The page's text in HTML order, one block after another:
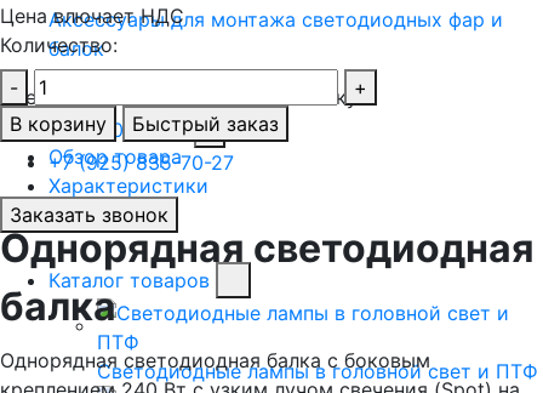
Аксессуары для монтажа светодиодных фар и
балок
Светодиодные фары на спецтехнику
+7 (499) 390-79-02
+7 (925) 835-70-27
Заказать звонок
Каталог товаров
Светодиодные лампы в головной свет и ПТФ
Цена влючает НДС
Количество:
-
+
В корзину
Быстрый заказ
Обзор товара
Характеристики
Однорядная светодиодная
балка
Однорядная светодиодная балка с боковым